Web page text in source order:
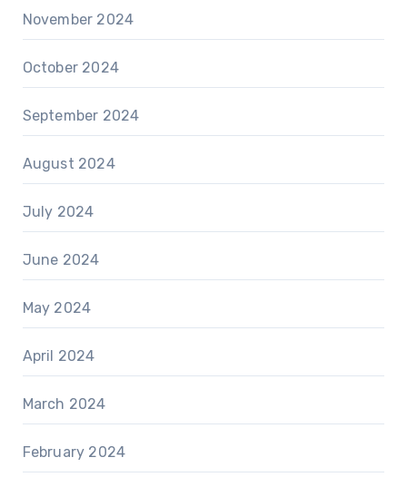
November 2024
October 2024
September 2024
August 2024
July 2024
June 2024
May 2024
April 2024
March 2024
February 2024